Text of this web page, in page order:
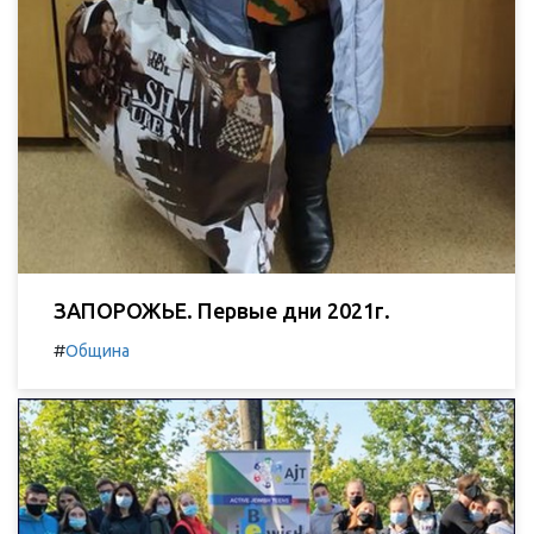
ЗАПОРОЖЬЕ. Первые дни 2021г.
#Община